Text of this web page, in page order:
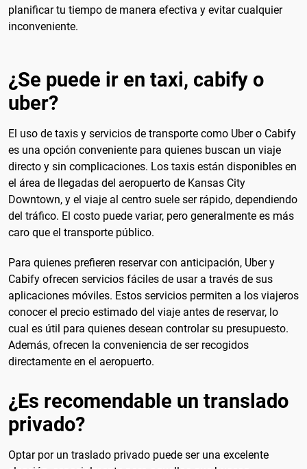
planificar tu tiempo de manera efectiva y evitar cualquier
inconveniente.
¿Se puede ir en taxi, cabify o
uber?
El uso de taxis y servicios de transporte como Uber o Cabify
es una opción conveniente para quienes buscan un viaje
directo y sin complicaciones. Los taxis están disponibles en
el área de llegadas del aeropuerto de Kansas City
Downtown, y el viaje al centro suele ser rápido, dependiendo
del tráfico. El costo puede variar, pero generalmente es más
caro que el transporte público.
Para quienes prefieren reservar con anticipación, Uber y
Cabify ofrecen servicios fáciles de usar a través de sus
aplicaciones móviles. Estos servicios permiten a los viajeros
conocer el precio estimado del viaje antes de reservar, lo
cual es útil para quienes desean controlar su presupuesto.
Además, ofrecen la conveniencia de ser recogidos
directamente en el aeropuerto.
¿Es recomendable un translado
privado?
Optar por un traslado privado puede ser una excelente